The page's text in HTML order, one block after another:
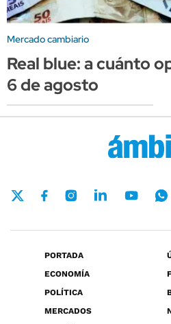
Mercado cambiario
Real blue: a cuánto
6 de agosto
PORTADA
ECONOMÍA
POLÍTICA
MERCADOS